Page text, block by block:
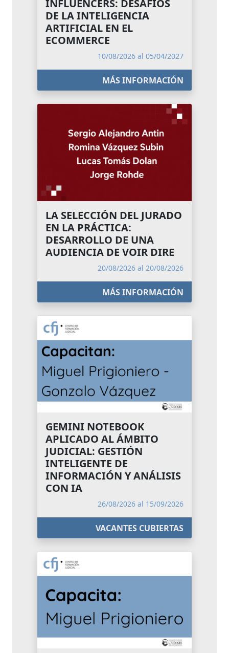
INFLUENCERS: DESAFÍOS
DE LA INTELIGENCIA
ARTIFICIAL EN EL
ECOMMERCE
10/08/2026 al 05/04/2027
MÁS INFORMACIÓN
LA SELECCIÓN DEL JURADO
EN LA PRÁCTICA:
DESARROLLO DE UNA
AUDIENCIA DE VOIR DIRE
20/08/2026 al 20/08/2026
MÁS INFORMACIÓN
GEMINI NOTEBOOK
APLICADO AL ÁMBITO
JUDICIAL: GESTIÓN
INTELIGENTE DE
INFORMACIÓN Y ANÁLISIS
CON IA
26/08/2026 al 15/09/2026
VACANTES CUBIERTAS